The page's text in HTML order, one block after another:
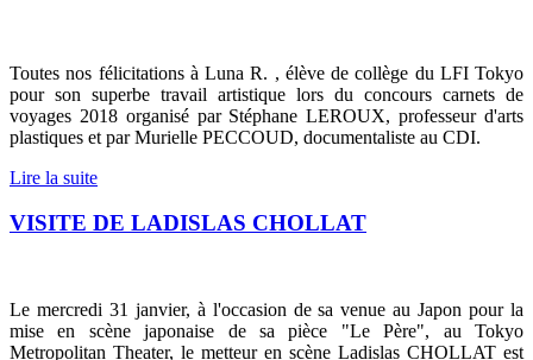
Toutes nos félicitations à Luna R. , élève de collège du LFI Tokyo
pour son superbe travail artistique lors du concours carnets de
voyages 2018 organisé par Stéphane LEROUX, professeur d'arts
plastiques et par Murielle PECCOUD, documentaliste au CDI.
Lire la suite
VISITE DE LADISLAS CHOLLAT
Le mercredi 31 janvier, à l'occasion de sa venue au Japon pour la
mise en scène japonaise de sa pièce "Le Père", au Tokyo
Metropolitan Theater, le metteur en scène Ladislas CHOLLAT est